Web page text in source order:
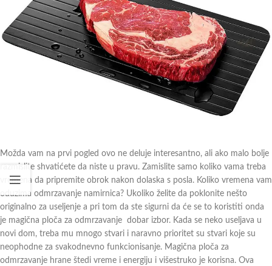
Možda vam na prvi pogled ovo ne deluje interesantno, ali ako malo bolje
razmislite shvatićete da niste u pravu. Zamislite samo koliko vama treba
vremena da pripremite obrok nakon dolaska s posla. Koliko vremena vam
oduzima odmrzavanje namirnica? Ukoliko želite da poklonite nešto
originalno za useljenje a pri tom da ste sigurni da će se to koristiti onda
je magična ploča za odmrzavanje dobar izbor. Kada se neko useljava u
novi dom, treba mu mnogo stvari i naravno prioritet su stvari koje su
neophodne za svakodnevno funkcionisanje. Magična ploča za
odmrzavanje hrane štedi vreme i energiju i višestruko je korisna. Ova